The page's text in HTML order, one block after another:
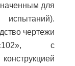
для
чертежи
с